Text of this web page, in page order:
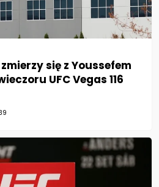
się z Youssefem
UFC Vegas 116